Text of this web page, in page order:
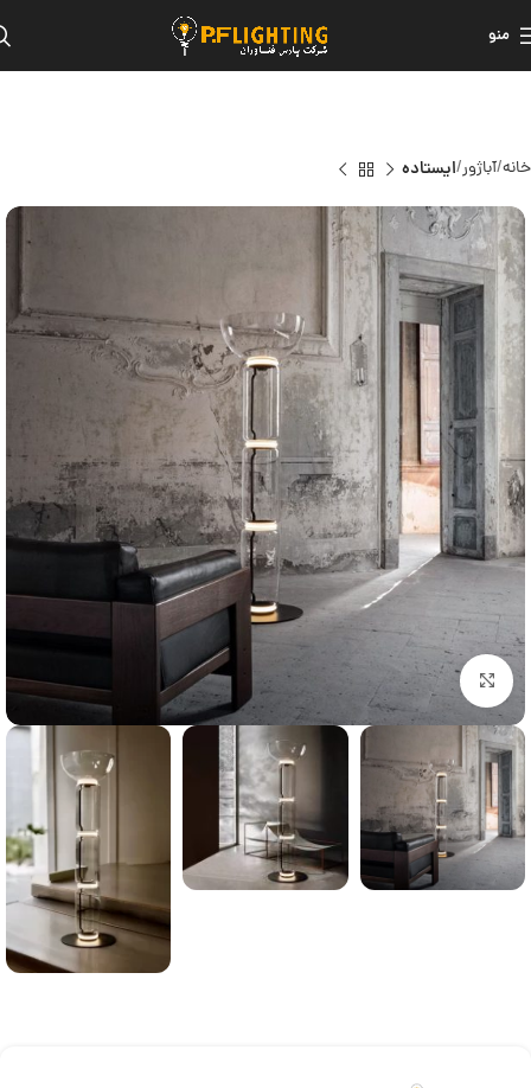
منو
خانه آباژور ایستاده
بزرگنمایی تصویر